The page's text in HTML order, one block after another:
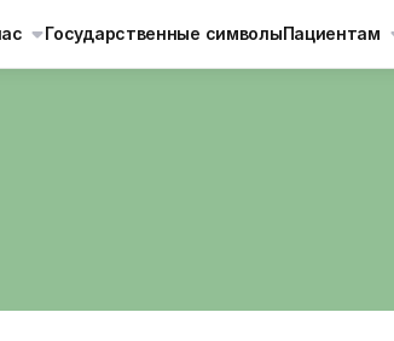
Государственные символыПациентам